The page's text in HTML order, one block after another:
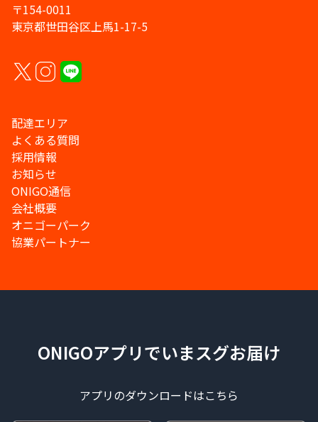
〒154-0011
東京都世田谷区上馬1-17-5
配達エリア
よくある質問
採用情報
お知らせ
ONIGO通信
会社概要
オニゴーパーク
協業パートナー
ONIGOアプリでいまスグお届け
アプリのダウンロードはこちら